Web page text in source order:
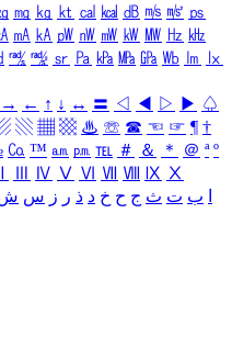
㎎ ㎏ ㏏ ㎈ ㎉ ㏈ ㎧ ㎨ ㎰
㎃ ㎄ ㎺ ㎻ ㎽ ㎾ ㎿ ㎐ ㎑
㎮ ㎯ ㏛ ㎩ ㎪ ㎫ ㎬ ㏝ ㏐
㏓
→ ← ↑ ↓ ↔ 〓 ◁ ◀ ▷ ▶ ♤
▧ ▦ ▩ ♨ ☏ ☎ ☜ ☞ ¶ †
㏇ ™ ㏂ ㏘ ℡ ＃ ＆ ＊ ＠ ª º
Ⅳ Ⅴ Ⅵ Ⅶ Ⅷ Ⅸ Ⅹ
ب ت ث ج ح خ د ذ ر ز س